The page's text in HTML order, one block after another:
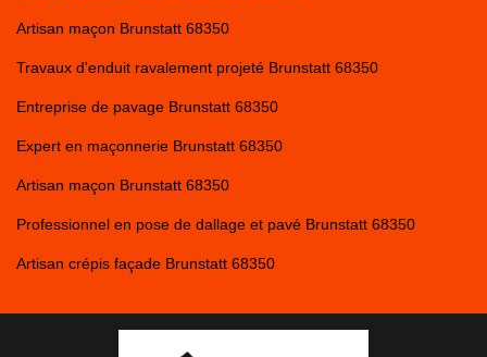
Artisan maçon Brunstatt 68350
Travaux d'enduit ravalement projeté Brunstatt 68350
Entreprise de pavage Brunstatt 68350
Expert en maçonnerie Brunstatt 68350
Artisan maçon Brunstatt 68350
Professionnel en pose de dallage et pavé Brunstatt 68350
Artisan crépis façade Brunstatt 68350